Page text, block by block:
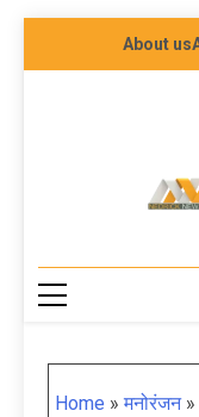
About us
Home »मनोरंजन»